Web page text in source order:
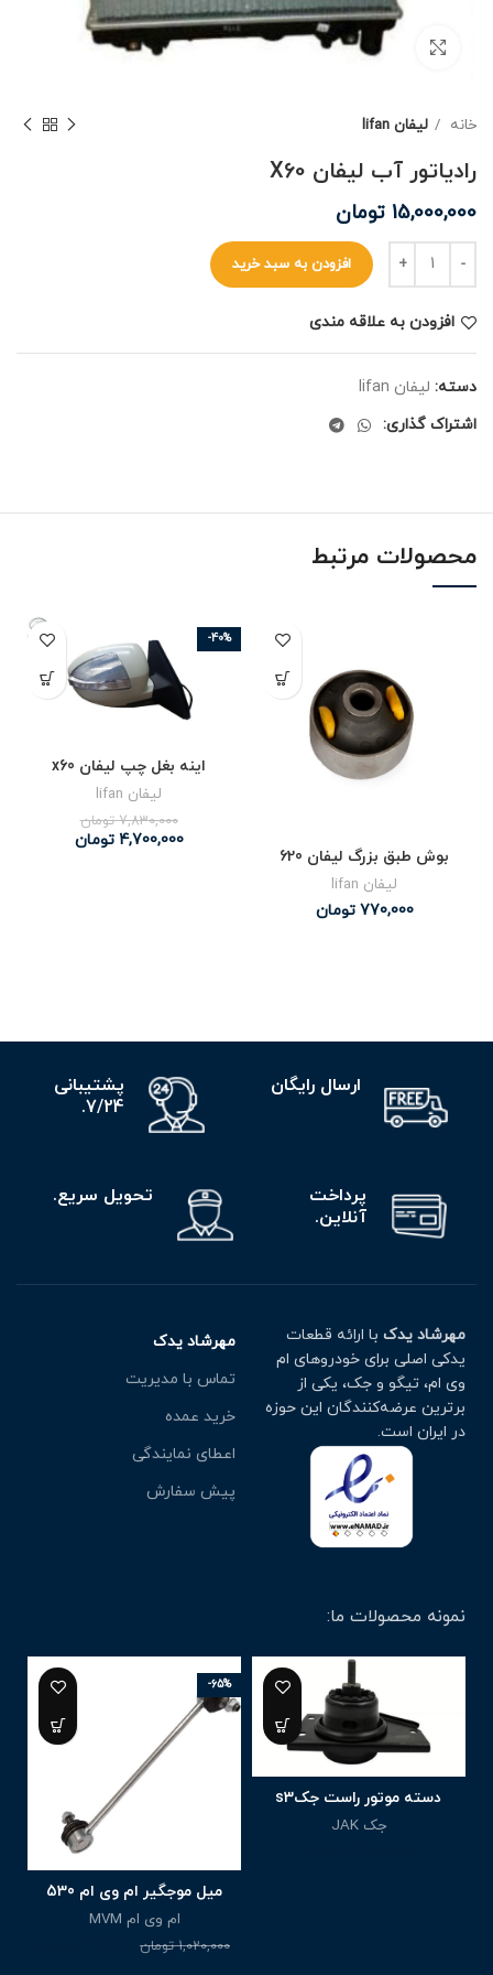
برای بزرگنمایی کلیک کنید
خانه لیفان lifan
رادیاتور آب لیفان X60
15,000,000 تومان
افزودن به سبد خرید
افزودن به علاقه مندی
دسته: لیفان lifan
اشتراک گذاری:
محصولات مرتبط
بوش طبق بزرگ لیفان 620
لیفان lifan
770,000 تومان
-40%
اینه بغل چپ لیفان x60
لیفان lifan
7,830,000 تومان
4,700,000 تومان
ارسال رایگان
پشتیبانی
7/24.
پرداخت
آنلاین.
تحویل سریع.
مهرشاد یدک با ارائه قطعات
یدکی اصلی برای خودروهای ام
وی ام، تیگو و جک، یکی از
برترین عرضه‌کنندگان این حوزه
در ایران است.
مهرشاد یدک
تماس با مدیریت
خرید عمده
اعطای نمایندگی
پیش سفارش
نمونه محصولات ما:
دسته موتور راست جکs3
جک JAK
-65%
میل موجگیر ام وی ام 530
ام وی ام MVM
1,020,000 تومان